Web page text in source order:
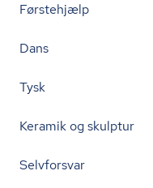
Førstehjælp
Dans
Tysk
Keramik og skulptur
Selvforsvar